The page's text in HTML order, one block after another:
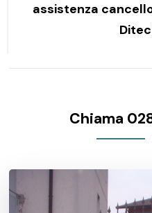
assistenza
Chiama